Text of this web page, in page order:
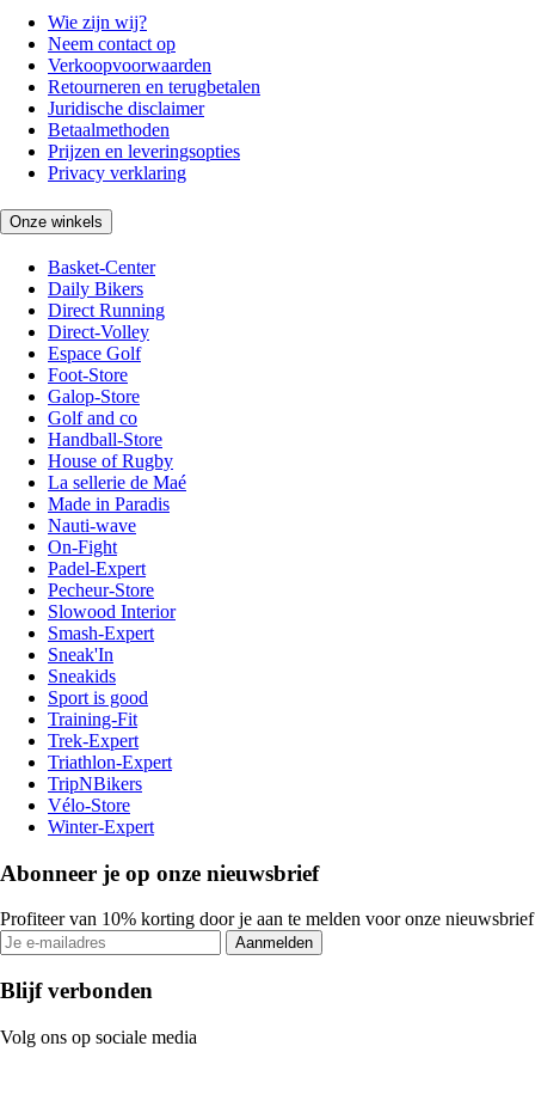
Wie zijn wij?
Neem contact op
Verkoopvoorwaarden
Retourneren en terugbetalen
Juridische disclaimer
Betaalmethoden
Prijzen en leveringsopties
Privacy verklaring
Onze winkels
Basket-Center
Daily Bikers
Direct Running
Direct-Volley
Espace Golf
Foot-Store
Galop-Store
Golf and co
Handball-Store
House of Rugby
La sellerie de Maé
Made in Paradis
Nauti-wave
On-Fight
Padel-Expert
Pecheur-Store
Slowood Interior
Smash-Expert
Sneak'In
Sneakids
Sport is good
Training-Fit
Trek-Expert
Triathlon-Expert
TripNBikers
Vélo-Store
Winter-Expert
Abonneer je op onze nieuwsbrief
Profiteer van 10% korting door je aan te melden voor onze nieuwsbrief
Aanmelden
Blijf verbonden
Volg ons op sociale media